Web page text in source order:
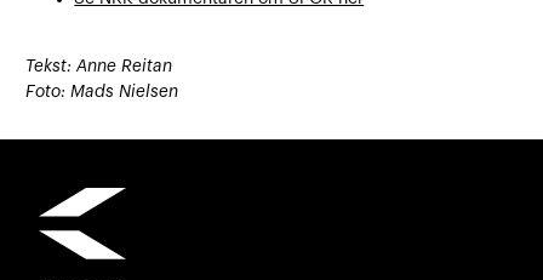
Tekst: Anne Reitan
Foto: Mads Nielsen